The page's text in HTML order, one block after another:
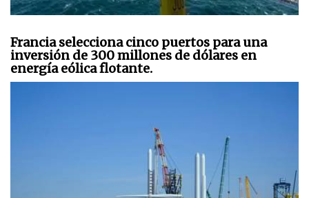
Francia selecciona cinco puertos para una
inversión de 300 millones de dólares en
energía eólica flotante.